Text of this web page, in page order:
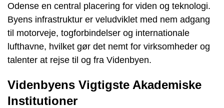
Odense en central placering for viden og teknologi.
Byens infrastruktur er veludviklet med nem adgang
til motorveje, togforbindelser og internationale
lufthavne, hvilket gør det nemt for virksomheder og
talenter at rejse til og fra Videnbyen.
Videnbyens Vigtigste Akademiske
Institutioner